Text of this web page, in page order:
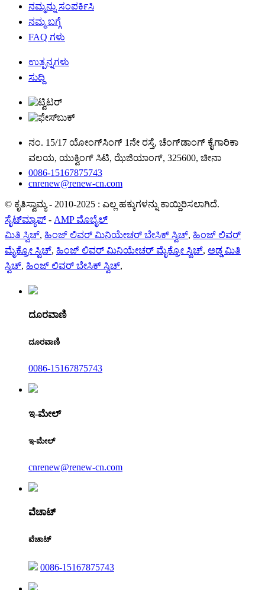
ನಮ್ಮನ್ನು ಸಂಪರ್ಕಿಸಿ
ನಮ್ಮ ಬಗ್ಗೆ
FAQ ಗಳು
ಉತ್ಪನ್ನಗಳು
ಸುದ್ದಿ
ನಂ. 15/17 ಯೋಂಗ್‌ಸಿಂಗ್ 1ನೇ ರಸ್ತೆ, ಚೆಂಗ್‌ಡಾಂಗ್ ಕೈಗಾರಿಕಾ
ವಲಯ, ಯುಕ್ವಿಂಗ್ ಸಿಟಿ, ಝೆಜಿಯಾಂಗ್, 325600, ಚೀನಾ
0086-15167875743
cnrenew@renew-cn.com
© ಕೃತಿಸ್ವಾಮ್ಯ - 2010-2025 : ಎಲ್ಲ ಹಕ್ಕುಗಳನ್ನು ಕಾಯ್ದಿರಿಸಲಾಗಿದೆ.
ಸೈಟ್‌ಮ್ಯಾಪ್ - AMP ಮೊಬೈಲ್
ಮಿತಿ ಸ್ವಿಚ್, ಹಿಂಜ್ ಲಿವರ್ ಮಿನಿಯೇಚರ್ ಬೇಸಿಕ್ ಸ್ವಿಚ್, ಹಿಂಜ್ ಲಿವರ್
ಮೈಕ್ರೋ ಸ್ವಿಚ್, ಹಿಂಜ್ ಲಿವರ್ ಮಿನಿಯೇಚರ್ ಮೈಕ್ರೋ ಸ್ವಿಚ್, ಅಡ್ಡ ಮಿತಿ
ಸ್ವಿಚ್, ಹಿಂಜ್ ಲಿವರ್ ಬೇಸಿಕ್ ಸ್ವಿಚ್,
ದೂರವಾಣಿ
ದೂರವಾಣಿ
0086-15167875743
ಇ-ಮೇಲ್
ಇ-ಮೇಲ್
cnrenew@renew-cn.com
ವೆಚಾಟ್
ವೆಚಾಟ್
0086-15167875743